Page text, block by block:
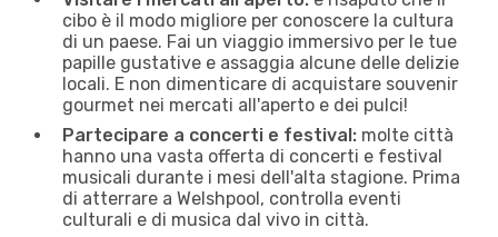
cibo è il modo migliore per conoscere la cultura
di un paese. Fai un viaggio immersivo per le tue
papille gustative e assaggia alcune delle delizie
locali. E non dimenticare di acquistare souvenir
gourmet nei mercati all'aperto e dei pulci!
Partecipare a concerti e festival: molte città
hanno una vasta offerta di concerti e festival
musicali durante i mesi dell'alta stagione. Prima
di atterrare a Welshpool, controlla eventi
culturali e di musica dal vivo in città.